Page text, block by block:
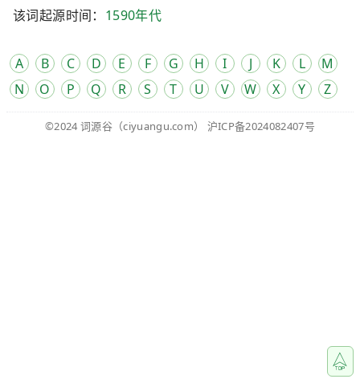
该词起源时间： 1590年代
A B C D E F G H I J K L
M
N
O P Q R S T U V W X Y Z
©2024 词源谷 （ciyuangu.com） 沪ICP备2024082407号